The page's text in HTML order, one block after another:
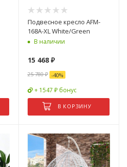
Подвесное кресло AFM-
168A-XL White/Green
В наличии
15 468₽
25 780₽ -40%
+ 1547 ₽ бонус
В КОРЗИНУ